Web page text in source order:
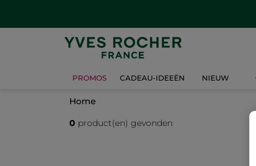
PROMOS CADEAU-IDEEËN NIEUW
Home
0 product(en) gevonden